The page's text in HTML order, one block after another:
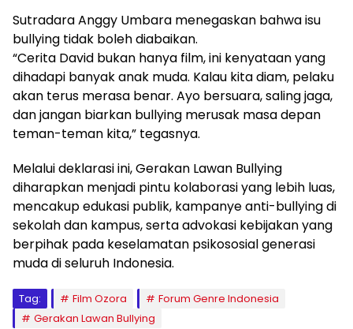
Sutradara Anggy Umbara menegaskan bahwa isu
bullying tidak boleh diabaikan.
“Cerita David bukan hanya film, ini kenyataan yang
dihadapi banyak anak muda. Kalau kita diam, pelaku
akan terus merasa benar. Ayo bersuara, saling jaga,
dan jangan biarkan bullying merusak masa depan
teman-teman kita,” tegasnya.
Melalui deklarasi ini, Gerakan Lawan Bullying
diharapkan menjadi pintu kolaborasi yang lebih luas,
mencakup edukasi publik, kampanye anti-bullying di
sekolah dan kampus, serta advokasi kebijakan yang
berpihak pada keselamatan psikososial generasi
muda di seluruh Indonesia.
Tag: Film Ozora
Forum Genre Indonesia
Gerakan Lawan Bullying